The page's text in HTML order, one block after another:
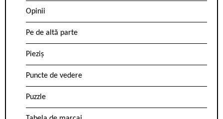
Opinii
Pe de altă parte
Pieziș
Puncte de vedere
Puzzle